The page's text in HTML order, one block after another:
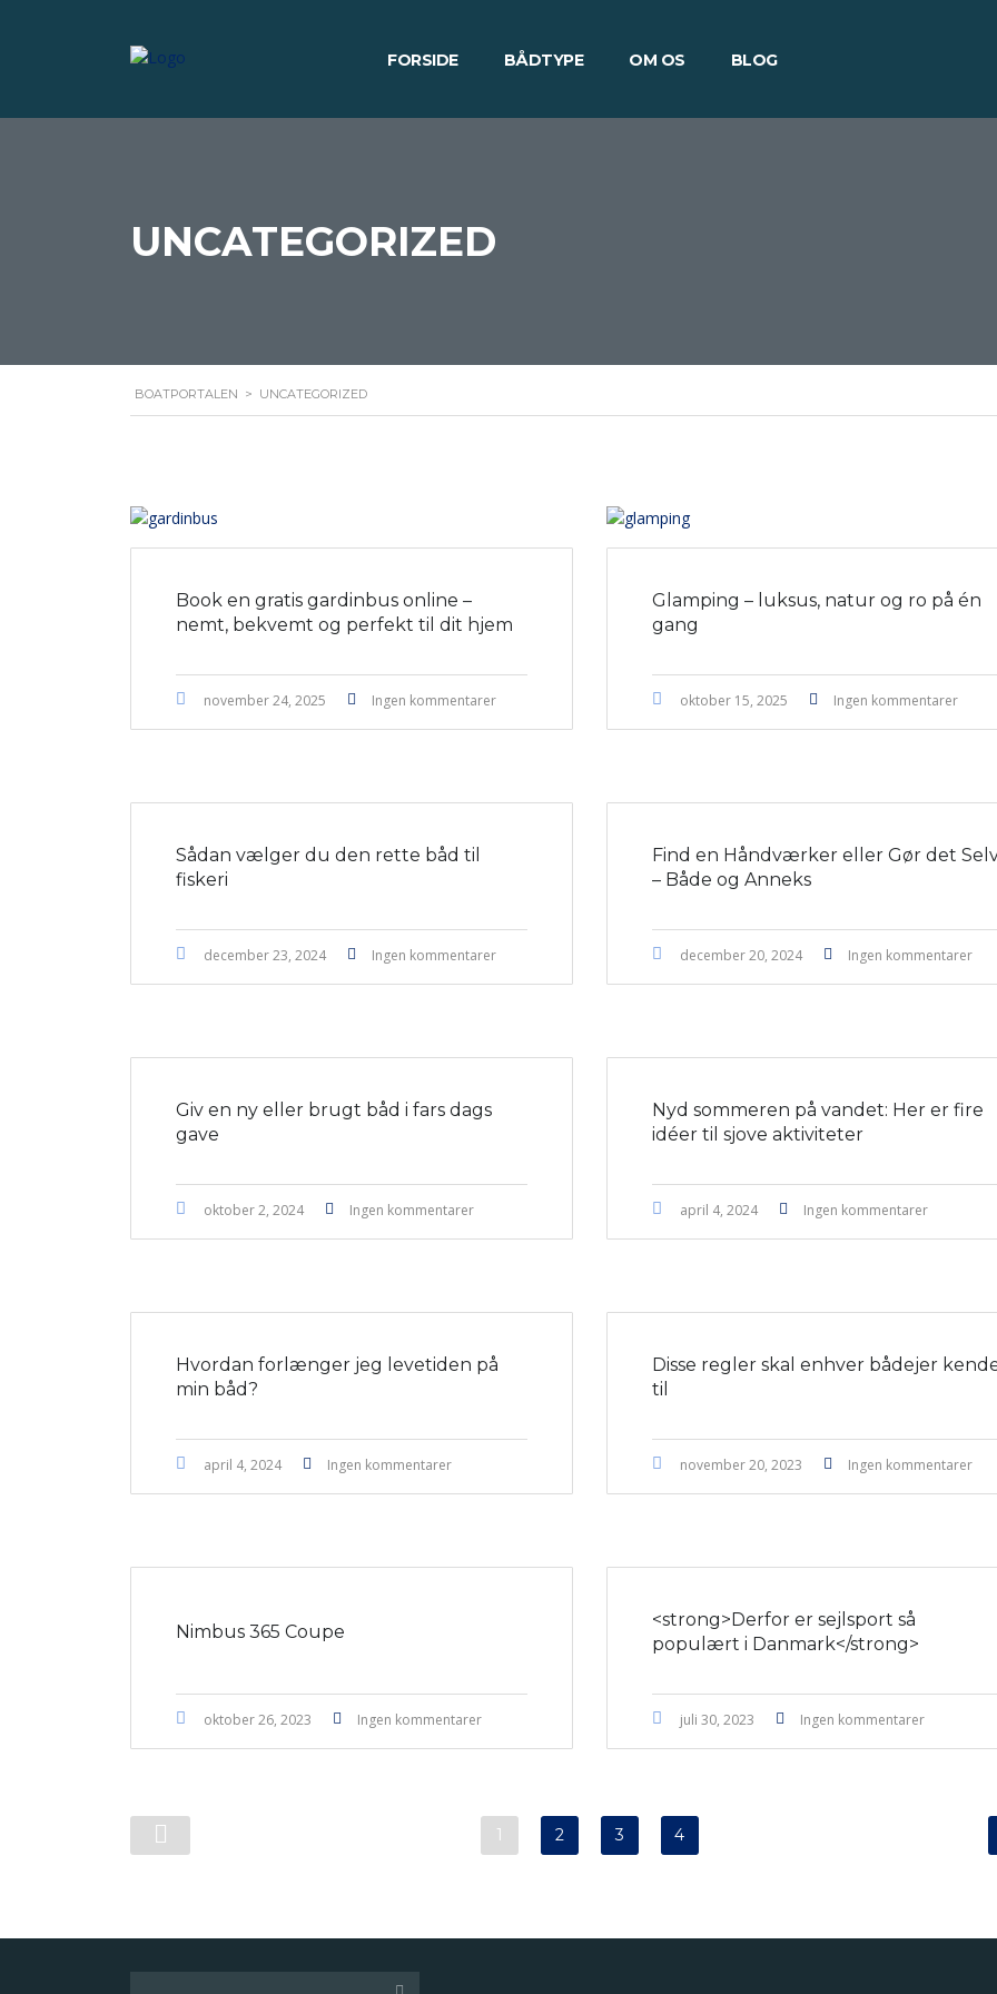
FORSIDE BÅDTYPE OM OS BLOG
UNCATEGORIZED
BOATPORTALEN > UNCATEGORIZED
Book en gratis gardinbus online –
nemt, bekvemt og perfekt til dit hjem
november 24, 2025 Ingen kommentarer
Glamping – luksus, natur og ro på én
gang
oktober 15, 2025 Ingen kommentarer
Sådan vælger du den rette båd til
fiskeri
december 23, 2024 Ingen kommentarer
Find en Håndværker eller Gør det
– Både og Anneks
december 20, 2024 Ingen kommentarer
Giv en ny eller brugt båd i fars dags
gave
oktober 2, 2024 Ingen kommentarer
Nyd sommeren på vandet: Her er fire
idéer til sjove aktiviteter
april 4, 2024 Ingen kommentarer
Hvordan forlænger jeg levetiden på
min båd?
april 4, 2024 Ingen kommentarer
Disse regler skal enhver bådejer
til
november 20, 2023 Ingen kommentarer
Nimbus 365 Coupe
oktober 26, 2023 Ingen kommentarer
<strong>Derfor er sejlsport så
populært i Danmark</strong>
juli 30, 2023 Ingen kommentarer
1 2 3 4